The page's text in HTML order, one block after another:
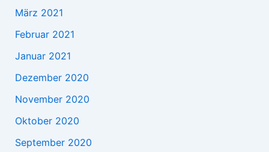
März 2021
Februar 2021
Januar 2021
Dezember 2020
November 2020
Oktober 2020
September 2020